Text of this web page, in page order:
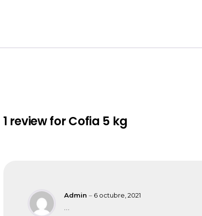
1 review forCofia 5 kg
Admin– 6 octubre, 2021
…